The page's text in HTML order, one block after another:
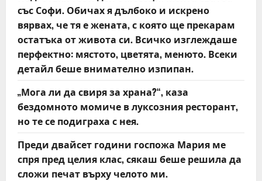
i
o
n
със Софи. Обичах я дълбоко и искрено
вярвах, че тя е жената, с която ще прекарам
остатъка от живота си. Всичко изглеждаше
перфектно: мястото, цветята, менюто. Всеки
детайл беше внимателно изпипан.
„Мога ли да свиря за храна?“, каза
бездомното момиче в луксозния ресторант,
но те се подиграха с нея.
Преди двайсет години госпожа Мария ме
спря пред целия клас, сякаш беше решила да
сложи печат върху челото ми.